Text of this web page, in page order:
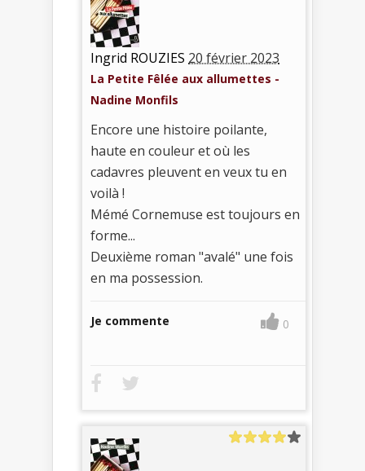
Ingrid ROUZIES 20 février 2023
La Petite Fêlée aux allumettes -
Nadine Monfils
Encore une histoire poilante,
haute en couleur et où les
cadavres pleuvent en veux tu en
voilà !
Mémé Cornemuse est toujours en
forme...
Deuxième roman "avalé" une fois
en ma possession.
Je commente 0